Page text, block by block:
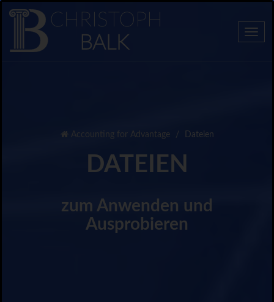
Accounting for Advantage Dateien
DATEIEN
zum Anwenden und
Ausprobieren